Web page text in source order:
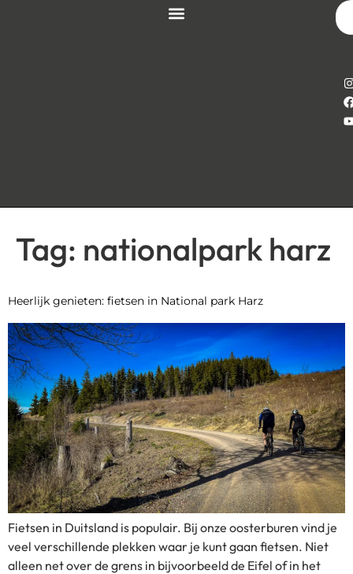
Tag: nationalpark harz
Heerlijk genieten: fietsen in National park Harz
Fietsen in Duitsland is populair. Bij onze oosterburen vind je
veel verschillende plekken waar je kunt gaan fietsen. Niet
alleen net over de grens in bijvoorbeeld de Eifel of in het